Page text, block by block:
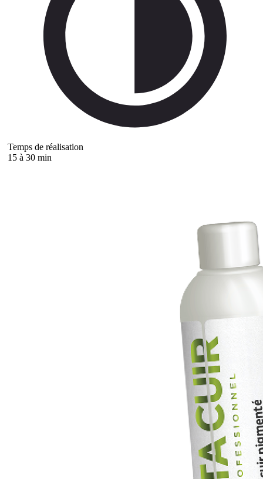
Temps de réalisation
15 à 30 min